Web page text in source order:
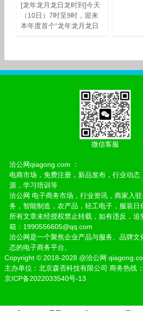
[龙年龙月龙日龙时到]今天
（10日）7时至9时，迎来
本年度首个“龙年龙月龙日
微信客服
洽公网qiagong.com ：
电商市场，免费注册，新品发布，行业动态
源，学习培训等
洽公网 电子商务市场，行业资讯，商家入驻
务，智能制造，农产品，轻工电子，服装日
所有文章未经授权禁止转载，如有违反，追
箱：1990556605@qq.com
洽公网是一个聚焦企业产品与服务、品牌文
态的电子商务平台。
Copyright ©2018-2028 @洽公网
主办单位：北京森否科技有限公司 商务热线
京ICP备2022033540号-13